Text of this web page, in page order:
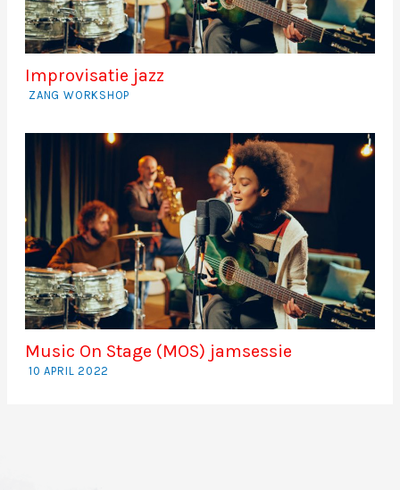
Improvisatie jazz
ZANG WORKSHOP
Music On Stage (MOS) jamsessie
10 APRIL 2022